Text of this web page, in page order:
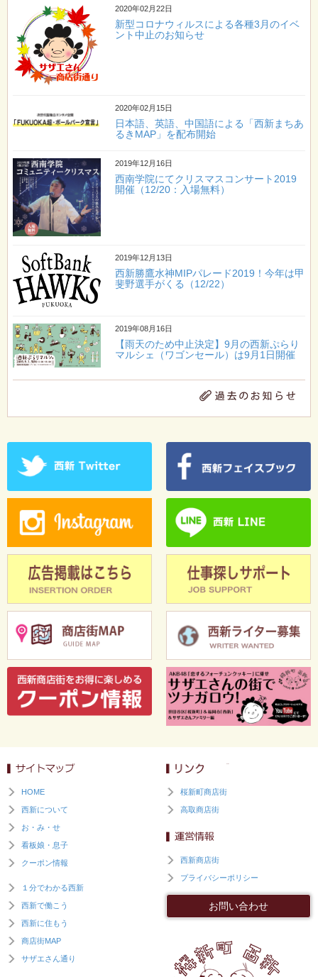
2020年02月22日
新型コロナウィルスによる各種3月のイベ
ント中止のお知らせ
2020年02月15日
日本語、英語、中国語による「西新まちあ
るきMAP」を配布開始
2019年12月16日
西南学院にてクリスマスコンサート2019
開催（12/20：入場無料）
2019年12月13日
西新勝鷹水神MIPパレード2019！今年は甲
斐野選手がくる（12/22）
2019年08月16日
【雨天のため中止決定】9月の西新ぷらり
マルシェ（ワゴンセール）は9月1日開催
HOME
西新について
お・み・せ
看板娘・息子
クーポン情報
１分でわかる西新
西新で働こう
西新に住もう
商店街MAP
サザエさん通り
桜新町商店街
高取商店街
西新商店街
プライバシーポリシー
お問い合わせ